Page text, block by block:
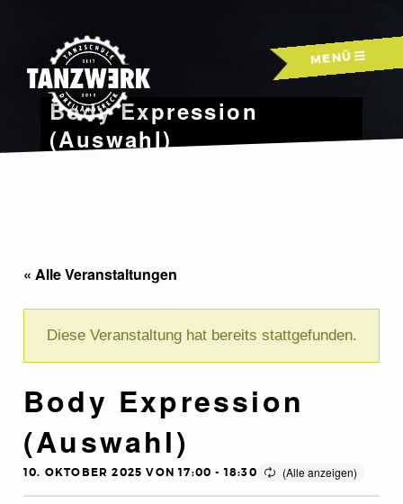
MENÜ
Body Expression
(Auswahl)
« Alle Veranstaltungen
Diese Veranstaltung hat bereits stattgefunden.
Body Expression
(Auswahl)
10. OKTOBER 2025 VON 17:00 - 18:30